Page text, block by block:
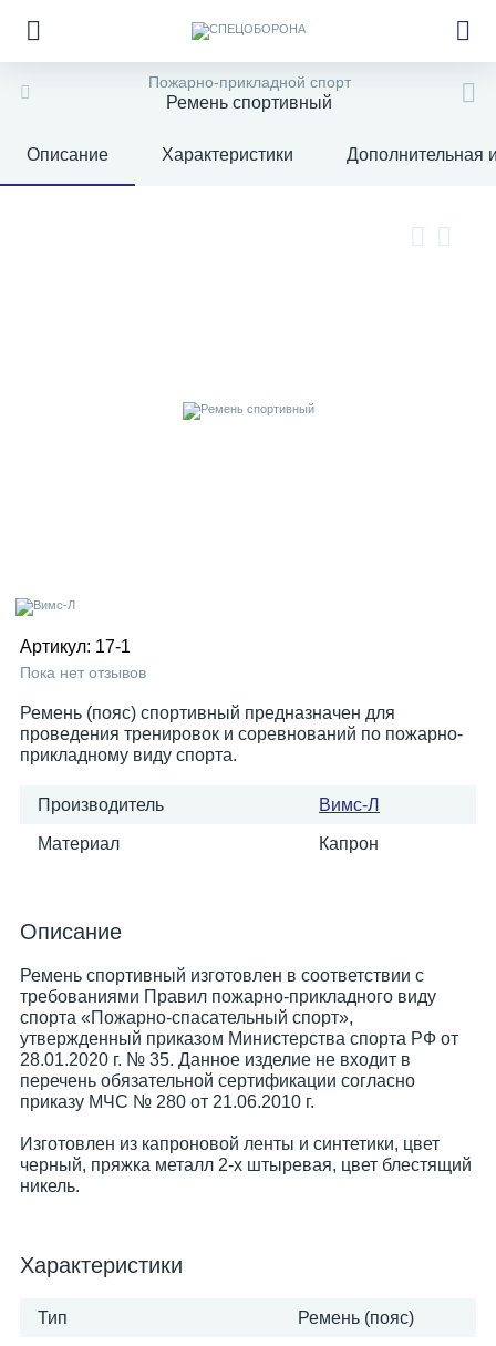
Пожарно-прикладной спорт
Ремень спортивный
Описание Характеристики Дополнительная
Артикул: 17-1
Пока нет отзывов
Ремень (пояс) спортивный предназначен для
проведения тренировок и соревнований по пожарно-
прикладному виду спорта.
Производитель Вимс-Л
Материал Капрон
Описание
Ремень спортивный изготовлен в соответствии с
требованиями Правил пожарно-прикладного виду
спорта «Пожарно-спасательный спорт»,
утвержденный приказом Министерства спорта РФ от
28.01.2020 г. № 35. Данное изделие не входит в
перечень обязательной сертификации согласно
приказу МЧС № 280 от 21.06.2010 г.
Изготовлен из капроновой ленты и синтетики, цвет
черный, пряжка металл 2-х штыревая, цвет блестящий
никель.
Характеристики
Тип Ремень (пояс)